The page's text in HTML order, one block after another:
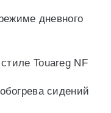
дневного
Touareg NF
сидений